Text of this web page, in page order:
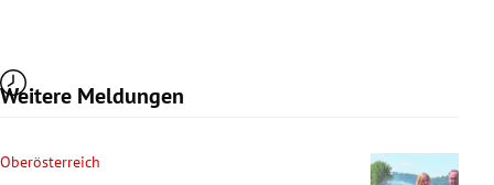
Weitere Meldungen
Oberösterreich